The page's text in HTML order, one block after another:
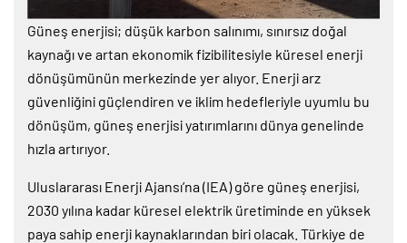
Güneş enerjisi; düşük karbon salınımı, sınırsız doğal
kaynağı ve artan ekonomik fizibilitesiyle küresel enerji
dönüşümünün merkezinde yer alıyor. Enerji arz
güvenliğini güçlendiren ve iklim hedefleriyle uyumlu bu
dönüşüm, güneş enerjisi yatırımlarını dünya genelinde
hızla artırıyor.
Uluslararası Enerji Ajansı’na (IEA) göre güneş enerjisi,
2030 yılına kadar küresel elektrik üretiminde en yüksek
paya sahip enerji kaynaklarından biri olacak. Türkiye de